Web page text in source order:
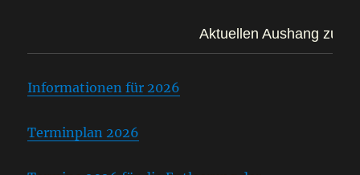
Aktuellen Aushang zum
Informationen für 2026
Terminplan 2026